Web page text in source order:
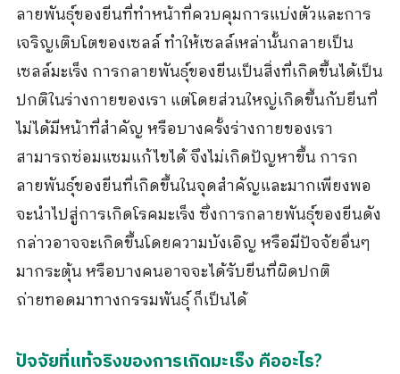
ลายพันธุ์ของยีนที่ทำหน้าที่ควบคุมการแบ่งตัวและการ
เจริญเติบโตของเซลล์ ทำให้เซลล์เหล่านั้นกลายเป็น
เซลล์มะเร็ง การกลายพันธุ์ของยีนเป็นสิ่งที่เกิดขึ้นได้เป็น
ปกติในร่างกายของเรา แต่โดยส่วนใหญ่เกิดขึ้นกับยีนที่
ไม่ได้มีหน้าที่สำคัญ หรือบางครั้งร่างกายของเรา
สามารถซ่อมแซมแก้ไขได้ จึงไม่เกิดปัญหาขึ้น การก
ลายพันธุ์ของยีนที่เกิดขึ้นในจุดสำคัญและมากเพียงพอ
จะนำไปสู่การเกิดโรคมะเร็ง ซึ่งการกลายพันธุ์ของยีนดัง
กล่าวอาจจะเกิดขึ้นโดยความบังเอิญ หรือมีปัจจัยอื่นๆ
มากระตุ้น หรือบางคนอาจจะได้รับยีนที่ผิดปกติ
ถ่ายทอดมาทางกรรมพันธุ์ ก็เป็นได้
ปัจจัยที่แท้จริงของการเกิดมะเร็ง คืออะไร?